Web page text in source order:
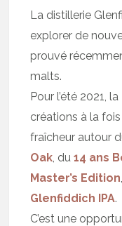
La distillerie
explorer de
prouvé
malts.
Pour l’été 2021,
créations à la
fraîcheur autour
Oak, du14 ans
Master’s Edition
Glenfiddich IPA.
C’est une